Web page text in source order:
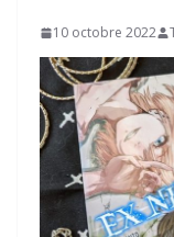
10 octobre 2022